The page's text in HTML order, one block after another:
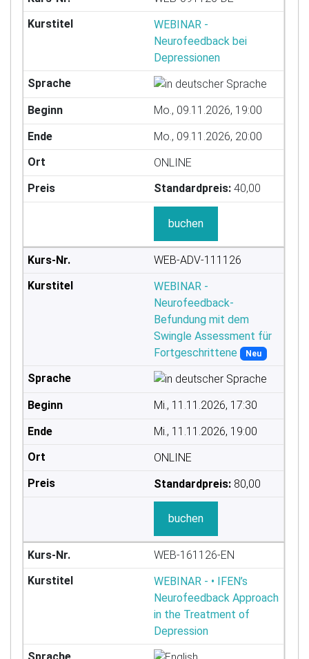
WEBINAR -
Neurofeedback bei
Depressionen
Mo., 09.11.2026, 19:00
Mo., 09.11.2026, 20:00
ONLINE
Standardpreis: 40,00
buchen
WEB-ADV-111126
WEBINAR -
Neurofeedback-
Befundung mit dem
Swingle Assessment für
Fortgeschrittene
Neu
Mi., 11.11.2026, 17:30
Mi., 11.11.2026, 19:00
ONLINE
Standardpreis: 80,00
buchen
WEB-161126-EN
WEBINAR - • IFEN’s
Neurofeedback Approach
in the Treatment of
Depression